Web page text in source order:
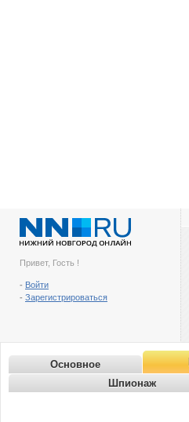
Привет, Гость !
- Войти
- Зарегистрироваться
Основное
Шпионаж